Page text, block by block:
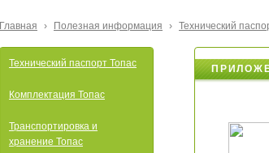
Главная › Полезная информация › Технический
Технический паспорт Топас
Комплектация Топас
Транспортировка и
хранение Топас